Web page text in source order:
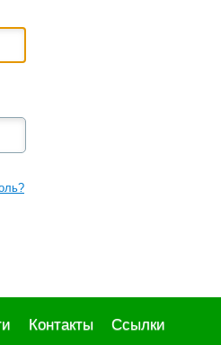
Контакты Ссылки